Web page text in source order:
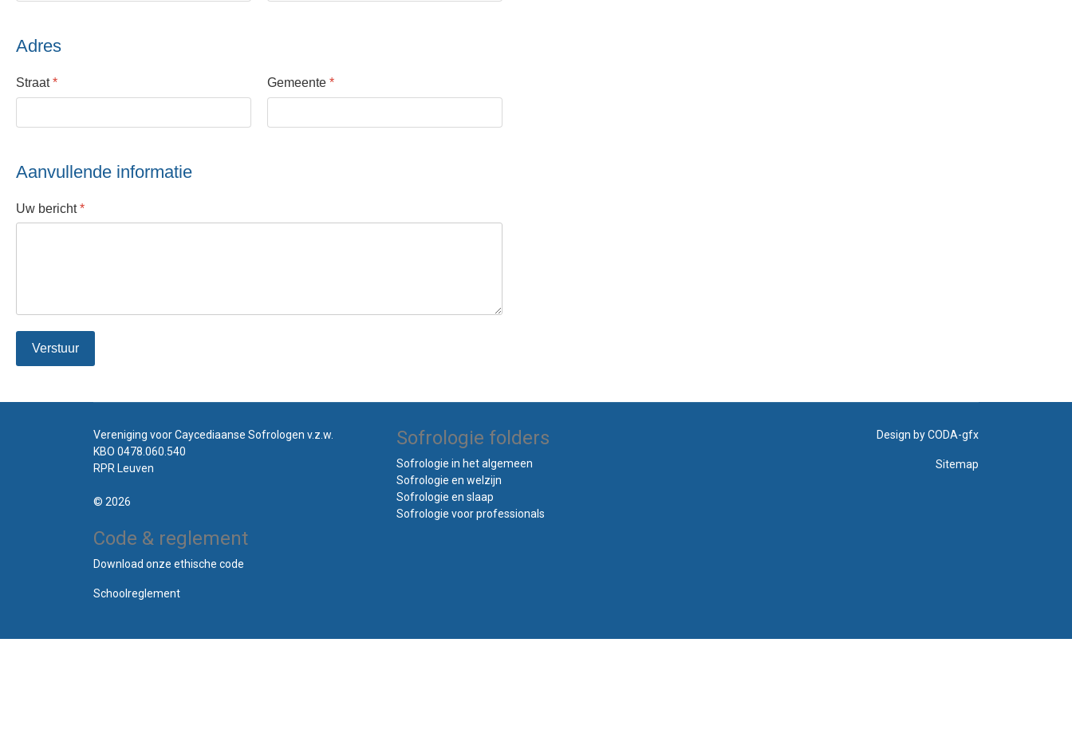
Adres
Straat* Gemeente *
Aanvullende informatie
Uw bericht*
Verstuur
Vereniging voor Caycediaanse Sofrologen v.z.w.
KBO 0478.060.540
RPR Leuven
© 2026
Code & reglement
Download onze ethische code
Schoolreglement
Sofrologie folders
Sofrologie in het algemeen
Sofrologie en welzijn
Sofrologie en slaap
Sofrologie voor professionals
Design byCODA-gfx
Sitemap